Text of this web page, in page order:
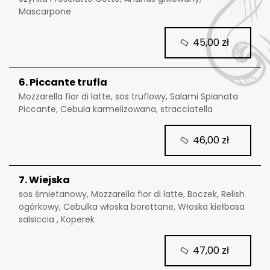
Mascarpone
6. Piccante trufla
Mozzarella fior di latte, sos truflowy, Salami Spianata
Piccante, Cebula karmelizowana, stracciatella
7. Wiejska
sos śmietanowy, Mozzarella fior di latte, Boczek, Relish
ogórkowy, Cebulka włoska borettane, Włoska kiełbasa
salsiccia , Koperek